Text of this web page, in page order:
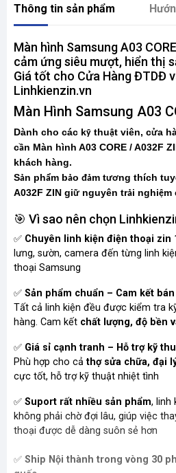
Thông tin sản phẩm
Màn hình Samsung A03
cảm ứng siêu mượt, hiển thị
Giá tốt cho Cửa Hàng ĐTDĐ
Linhkienzin.vn
Màn Hình Samsung A03
Dành cho các kỹ thuật viên, cửa
cần Màn hình A03 CORE / A032F
khách hàng.
Sản phẩm bảo đảm tương thích tuy
A032F ZIN giữ nguyên trải nghiệm
🎯 Vì sao nên chọn
✅ Chuyên linh kiện điện thoại zin
lưng, sườn, camera đến từng linh
thoại Samsung
✅ Sản phẩm chuẩn – Cam kết
Tất cả linh kiện đều được kiểm tra
hàng. Cam kết chất lượng, độ bền
✅ Giá sỉ cạnh tranh – Hỗ trợ kỹ
Phù hợp cho cả thợ sửa chữa, đại
cực tốt, hỗ trợ kỹ thuật nhiệt tình
✅ Suport rất nhiều sản phẩm, linh
không phải chờ đợi lâu, giúp việc
thoại được dễ dàng suôn sẻ hơn
✅ Ship Nội thành trong vòng 30